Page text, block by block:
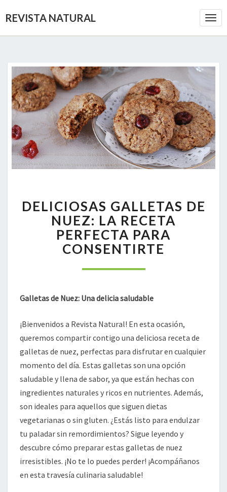
REVISTA NATURAL
GALLETAS
DE
NUEZ:
LA
RECETA
PARA
DELICIOSAS GALLETAS DE
NUEZ: LA RECETA
PERFECTA PARA
CONSENTIRTE
Galletas de Nuez: Una delicia saludable
¡Bienvenidos a Revista Natural! En esta ocasión,
queremos compartir contigo una deliciosa receta de
galletas de nuez, perfectas para disfrutar en cualquier
momento del día. Estas galletas son una opción
saludable y llena de sabor, ya que están hechas con
ingredientes naturales y ricos en nutrientes. Además,
son ideales para aquellos que siguen dietas
vegetarianas o sin gluten. ¿Estás listo para endulzar
tu paladar sin remordimientos? Sigue leyendo y
descubre cómo preparar estas galletas de nuez
irresistibles. ¡No te lo puedes perder! ¡Acompáñanos
en esta travesía culinaria saludable!